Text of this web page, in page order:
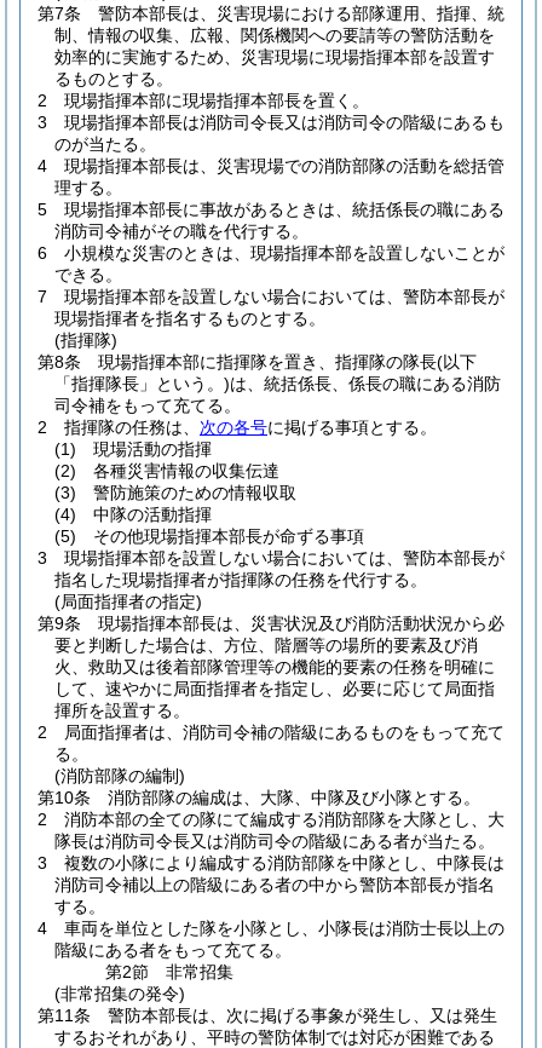
第7条
警防本部長は、災害現場における部隊運用、指揮、統
制、情報の収集、広報、関係機関への要請等の警防活動を
効率的に実施するため、災害現場に現場指揮本部を設置す
るものとする。
2
現場指揮本部に現場指揮本部長を置く。
3
現場指揮本部長は消防司令長又は消防司令の階級にあるも
のが当たる。
4
現場指揮本部長は、災害現場での消防部隊の活動を総括管
理する。
5
現場指揮本部長に事故があるときは、統括係長の職にある
消防司令補がその職を代行する。
6
小規模な災害のときは、現場指揮本部を設置しないことが
できる。
7
現場指揮本部を設置しない場合においては、警防本部長が
現場指揮者を指名するものとする。
(指揮隊)
第8条
現場指揮本部に指揮隊を置き、指揮隊の隊長(以下
「指揮隊長」という。)は、統括係長、係長の職にある消防
司令補をもって充てる。
2
指揮隊の任務は、 次の各号に掲げる事項とする。
(1)
現場活動の指揮
(2)
各種災害情報の収集伝達
(3)
警防施策のための情報収取
(4)
中隊の活動指揮
(5)
その他現場指揮本部長が命ずる事項
3
現場指揮本部を設置しない場合においては、警防本部長が
指名した現場指揮者が指揮隊の任務を代行する。
(局面指揮者の指定)
第9条
現場指揮本部長は、災害状況及び消防活動状況から必
要と判断した場合は、方位、階層等の場所的要素及び消
火、救助又は後着部隊管理等の機能的要素の任務を明確に
して、速やかに局面指揮者を指定し、必要に応じて局面指
揮所を設置する。
2
局面指揮者は、消防司令補の階級にあるものをもって充て
る。
(消防部隊の編制)
第10条
消防部隊の編成は、大隊、中隊及び小隊とする。
2
消防本部の全ての隊にて編成する消防部隊を大隊とし、大
隊長は消防司令長又は消防司令の階級にある者が当たる。
3
複数の小隊により編成する消防部隊を中隊とし、中隊長は
消防司令補以上の階級にある者の中から警防本部長が指名
する。
4
車両を単位とした隊を小隊とし、小隊長は消防士長以上の
階級にある者をもって充てる。
第2節
非常招集
(非常招集の発令)
第11条
警防本部長は、次に掲げる事象が発生し、又は発生
するおそれがあり、平時の警防体制では対応が困難である